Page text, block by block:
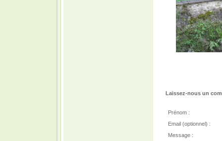
Laissez-nous un
Prénom :
Email (optionnel) :
Message :